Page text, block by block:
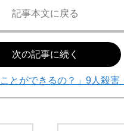
記事本文に戻る
次の記事に続く
とができるの？」9人殺害